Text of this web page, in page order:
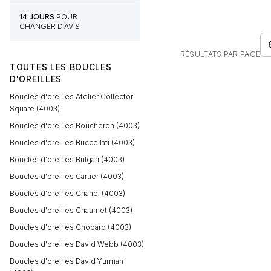
14 JOURS POUR
CHANGER D'AVIS
TOUTES LES BOUCLES
D'OREILLES
Boucles d'oreilles Atelier Collector
Square (4003)
Boucles d'oreilles Boucheron (4003)
Boucles d'oreilles Buccellati (4003)
Boucles d'oreilles Bulgari (4003)
Boucles d'oreilles Cartier (4003)
Boucles d'oreilles Chanel (4003)
Boucles d'oreilles Chaumet (4003)
Boucles d'oreilles Chopard (4003)
Boucles d'oreilles David Webb (4003)
Boucles d'oreilles David Yurman
RÉSULTATS PAR PAGE